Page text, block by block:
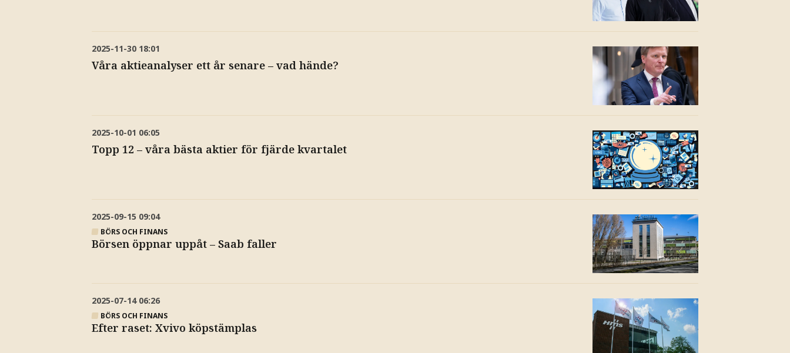
2025-11-30 18:01
Våra aktieanalyser ett år senare – vad hände?
2025-10-01 06:05
Topp 12 – våra bästa aktier för fjärde kvartalet
2025-09-15 09:04
BÖRS OCH FINANS
Börsen öppnar uppåt – Saab faller
2025-07-14 06:26
BÖRS OCH FINANS
Efter raset: Xvivo köpstämplas